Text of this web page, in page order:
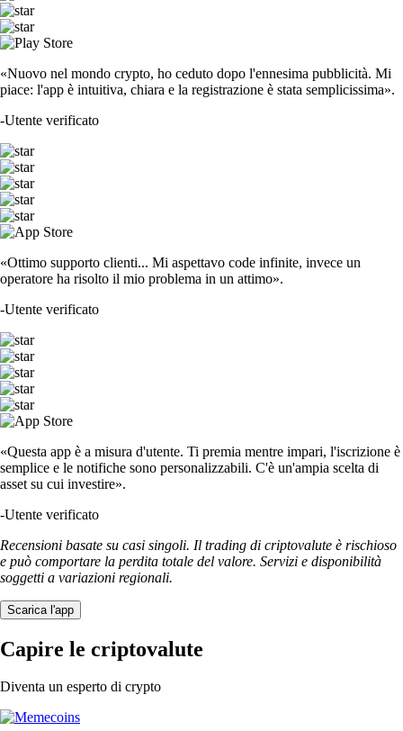
«Nuovo nel mondo crypto, ho ceduto dopo l'ennesima pubblicità. Mi
piace: l'app è intuitiva, chiara e la registrazione è stata semplicissima».
-Utente verificato
«Ottimo supporto clienti... Mi aspettavo code infinite, invece un
operatore ha risolto il mio problema in un attimo».
-Utente verificato
«Questa app è a misura d'utente. Ti premia mentre impari, l'iscrizione è
semplice e le notifiche sono personalizzabili. C'è un'ampia scelta di
asset su cui investire».
-Utente verificato
Recensioni basate su casi singoli. Il trading di criptovalute è rischioso
e può comportare la perdita totale del valore. Servizi e disponibilità
soggetti a variazioni regionali.
Scarica l'app
Capire le criptovalute
Diventa un esperto di crypto